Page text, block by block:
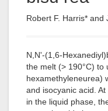
Robert F. Harris* and
N,N'-(1,6-
the melt (> 190°C) to
hexamethyleneurea)
and isocyanic acid.
in the liquid phase,